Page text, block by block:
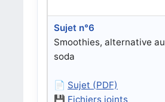
Sujet n°6
Smoothies, alternative au
soda
📄 Sujet (PDF)
💾 Fichiers joints